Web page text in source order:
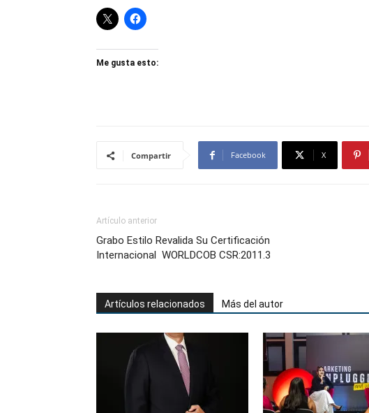
Me gusta esto:
Compartir Facebook X
Artículo anterior
Grabo Estilo Revalida Su Certificación
Internacional WORLDCOB CSR:2011.3
Artículos relacionados Más del autor